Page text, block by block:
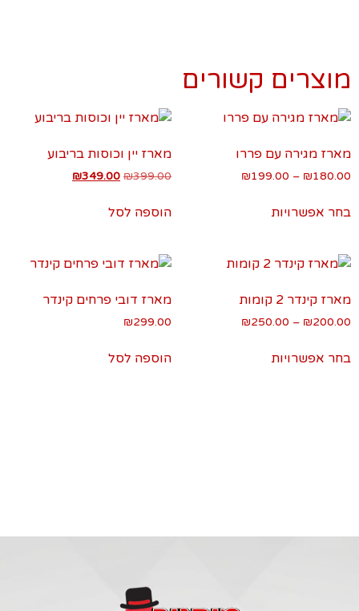
מוצרים קשורים
מארז מגירה עם פררו
₪180.00
–
₪199.00
בחר אפשרויות
מארז יין וכוסות בריבוע
₪399.00
₪349.00
הוספה לסל
מארז קינדר 2 קומות
₪200.00
–
₪250.00
בחר אפשרויות
מארז דובי פרחים קינדר
₪299.00
הוספה לסל